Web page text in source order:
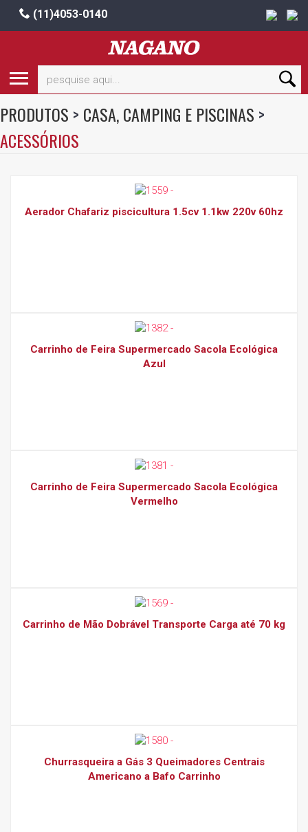
(11)4053-0140
PRODUTOS > CASA, CAMPING E PISCINAS >
ACESSÓRIOS
Aerador Chafariz piscicultura 1.5cv 1.1kw 220v 60hz
Carrinho de Feira Supermercado Sacola Ecológica
Azul
Carrinho de Feira Supermercado Sacola Ecológica
Vermelho
Carrinho de Mão Dobrável Transporte Carga até 70 kg
Churrasqueira a Gás 3 Queimadores Centrais
Americano a Bafo Carrinho